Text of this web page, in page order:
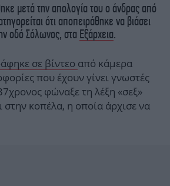
μετά την απολογία του ο άνδρας από
ότι αποπειράθηκε να βιάσει
οδό Σόλωνος, στα Εξάρχεια.
σε βίντεο από κάμερα
που έχουν γίνει γνωστές
φώναξε τη λέξη «σεξ»
στην κοπέλα, η οποία άρχισε να